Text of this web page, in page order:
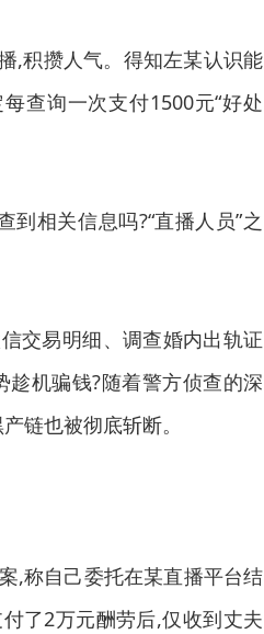
,积攒人气。得知左某认识能
查询一次支付1500元“好处
相关信息吗?“直播人员”之
交易明细、调查婚内出轨证
趁机骗钱?随着警方侦查的深
链也被彻底斩断。
称自己委托在某直播平台结
了2万元酬劳后,仅收到丈夫